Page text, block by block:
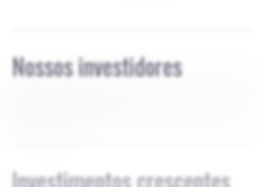
Nossos investidores